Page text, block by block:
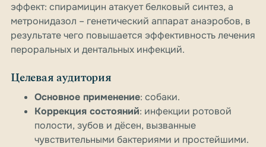
эффект: спирамицин атакует белковый синтез, а
метронидазол – генетический аппарат анаэробов, в
результате чего повышается эффективность лечения
пероральных и дентальных инфекций.
Целевая аудитория
Основное применение: собаки.
Коррекция состояний: инфекции ротовой
полости, зубов и дёсен, вызванные
чувствительными бактериями и простейшими.